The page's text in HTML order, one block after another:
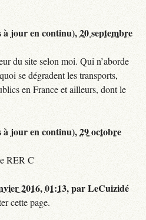
à jour en continu),20 septembre
du site selon moi. Qui n’aborde
se dégradent les transports,
en France et ailleurs, dont le
à jour en continu),29 octobre
RER C
2016, 01:13,parLeCuizidé
cette page.